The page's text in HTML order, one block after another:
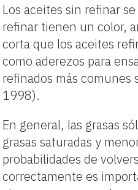
Los aceites sin refinar
refinar tienen un color,
corta que los aceites
como aderezos para
refinados más comunes
1998).
En general, las grasas
grasas saturadas y
probabilidades de
correctamente es